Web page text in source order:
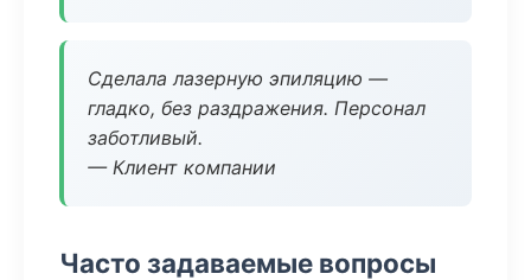
Сделала лазерную эпиляцию —
гладко, без раздражения. Персонал
заботливый.
— Клиент компании
Часто задаваемые вопросы